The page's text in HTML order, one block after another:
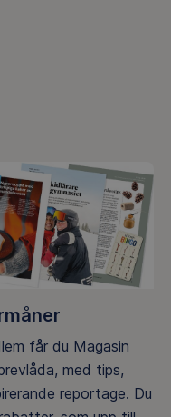
får du Magasin
med tips,
reportage. Du